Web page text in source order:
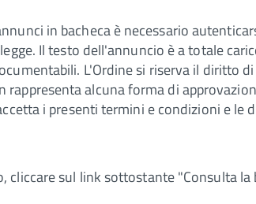
in bacheca è necessario
Il testo dell'annuncio è a totale
L'Ordine si riserva il diritto
rappresenta alcuna forma di
i presenti termini e condizioni e
cliccare sul link sottostante "Consulta